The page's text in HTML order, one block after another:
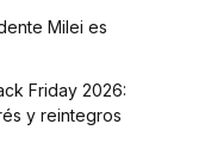
Milei es
Friday 2026:
y reintegros